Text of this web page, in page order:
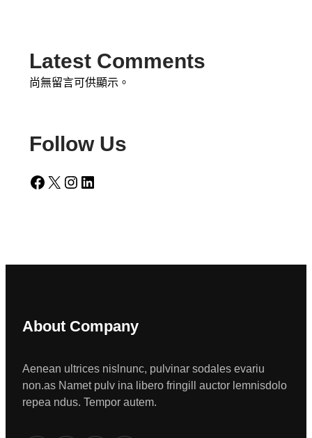
Latest Comments
尚無留言可供顯示。
Follow Us
Facebook X Instagram LinkedIn
About Company
Aenean ultrices nislnunc, pulvinar sodales evariu
non.as Namet pulv ina libero fringill auctor lemnisdolo
repea ndus. Tempor autem.